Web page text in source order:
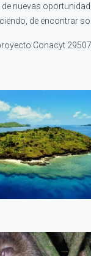
de nuevas
de encontrar
Conacyt